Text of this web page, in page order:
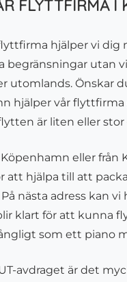
FLYTTFIRMA I
hjälper vi
begränsningar utan
utomlands. Önskar
hjälper vår
är liten eller stor
eller
att hjälpa till att
nästa adress kan
klart för att kunna
som ett piano
avdraget är det